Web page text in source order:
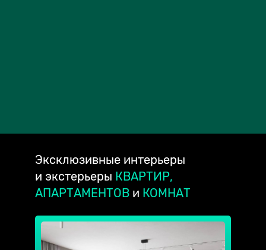
Эксклюзивные интерьеры
и экстерьеры КВАРТИР,
АПАРТАМЕНТОВ и КОМНАТ